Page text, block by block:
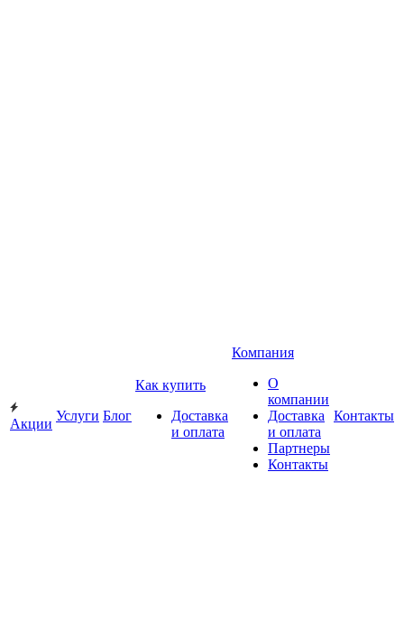
Акции
Услуги Блог
Как купить
Доставка
и оплата
Компания
О
компании
Доставка
и оплата
Партнеры
Контакты
Контакты